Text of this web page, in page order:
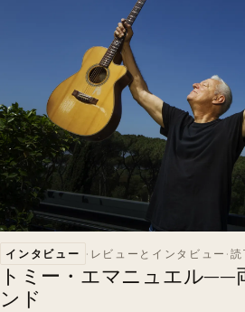
インタビュー · レビューとインタビュー ·
トミー・エマニュエル——
ンド